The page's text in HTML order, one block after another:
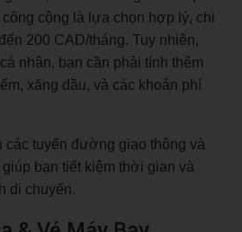
cộng là lựa chọn hợp lý, chi
200 CAD/tháng. Tuy nhiên,
nhân, bạn cần phải tính thêm
xăng dầu, và các khoản phí
các tuyến đường giao thông và
giúp bạn tiết kiệm thời gian và
di chuyển.